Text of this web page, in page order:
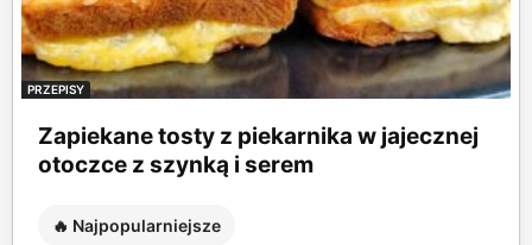
PRZEPISY
Zapiekane tosty z piekarnika w jajecznej
otoczce z szynką i serem
🔥 Najpopularniejsze